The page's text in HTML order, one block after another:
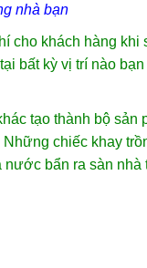
nhà bạn
cho khách hàng khi
bất kỳ vị trí nào
tạo thành bộ sản
chiếc khay
bẩn ra sàn nhà